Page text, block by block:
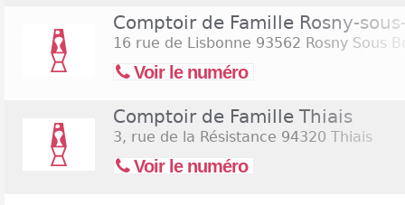
Comptoir de Famille Rosny-
16 rue de Lisbonne 93562 Rosny Sous
Voir le numéro
Comptoir de Famille Thiais
3, rue de la Résistance 94320 Thiais
Voir le numéro